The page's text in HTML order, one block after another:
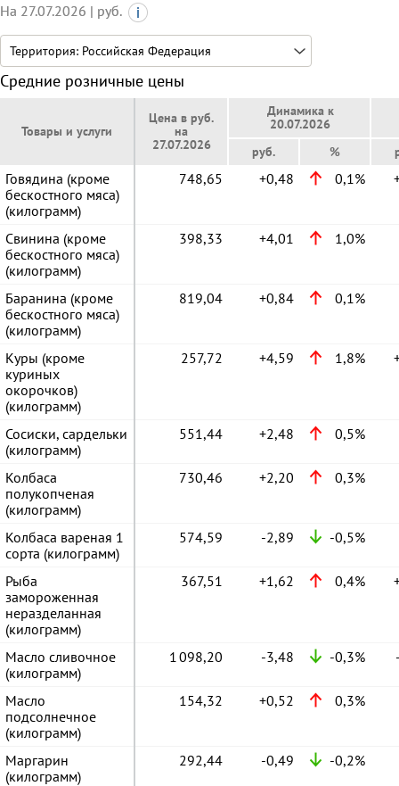
На 27.07.2026 | руб.
Средние розничные цены
Говядина (кроме
бескостного мяса)
(килограмм)
Свинина (кроме
бескостного мяса)
(килограмм)
Баранина (кроме
бескостного мяса)
(килограмм)
Куры (кроме
куриных
окорочков)
(килограмм)
Сосиски, сардельки
(килограмм)
Колбаса
полукопченая
(килограмм)
Колбаса вареная 1
сорта (килограмм)
Рыба
замороженная
неразделанная
(килограмм)
Масло сливочное
(килограмм)
Масло
подсолнечное
(килограмм)
Маргарин
(килограмм)
748,65 +0,48 0,1%
398,33 +4,01 1,0%
819,04 +0,84 0,1%
257,72 +4,59 1,8%
551,44 +2,48 0,5%
730,46 +2,20 0,3%
574,59 -2,89 -0,5%
367,51 +1,62 0,4%
1 098,20 -3,48 -0,3%
154,32 +0,52 0,3%
292,44 -0,49 -0,2%
Товары и услуги
Цена в руб.
на
27.07.2026
Динамика к
20.07.2026
руб.
%